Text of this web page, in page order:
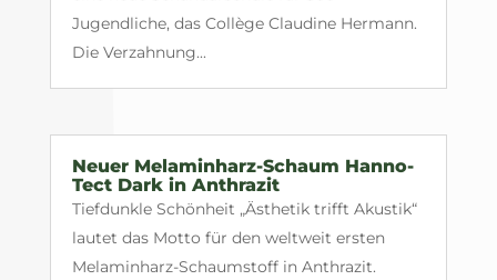
Jugendliche, das Collège Claudine Hermann.
Die Verzahnung...
Neuer Melaminharz-Schaum Hanno-
Tect Dark in Anthrazit
Tiefdunkle Schönheit „Ästhetik trifft Akustik“
lautet das Motto für den weltweit ersten
Melaminharz-Schaumstoff in Anthrazit.